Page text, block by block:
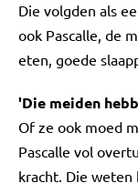
Die volgden als
ook Pascalle, de
eten, goede
'Die meiden
Of ze ook moed
Pascalle vol
kracht. Die weten